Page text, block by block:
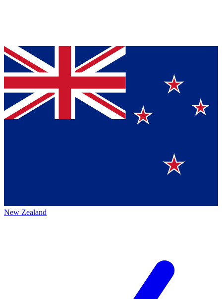
New Zealand